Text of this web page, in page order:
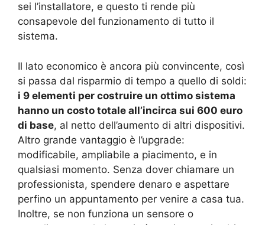
sei l’installatore, e questo ti rende più
consapevole del funzionamento di tutto il
sistema.
Il lato economico è ancora più convincente, così
si passa dal risparmio di tempo a quello di soldi:
i 9 elementi per costruire un ottimo sistema
hanno un costo totale all’incirca sui 600 euro
di base, al netto dell’aumento di altri dispositivi.
Altro grande vantaggio è l’upgrade:
modificabile, ampliabile a piacimento, e in
qualsiasi momento. Senza dover chiamare un
professionista, spendere denaro e aspettare
perfino un appuntamento per venire a casa tua.
Inoltre, se non funziona un sensore o